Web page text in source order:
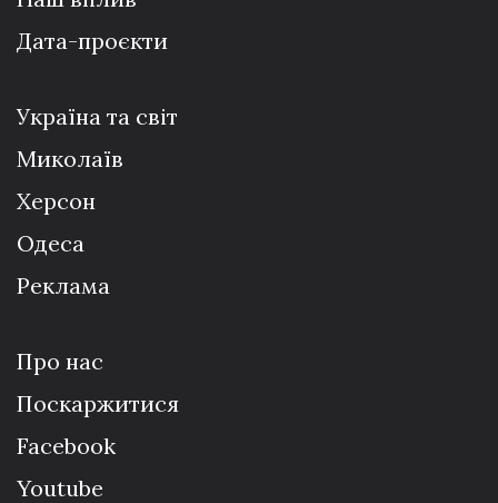
Дата-проєкти
Україна та світ
Миколаїв
Херсон
Одеса
Реклама
Про нас
Поскаржитися
Facebook
Youtube